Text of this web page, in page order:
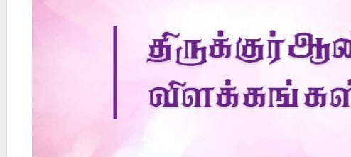
Did Jesus Resurrect on Sunday or Monday?